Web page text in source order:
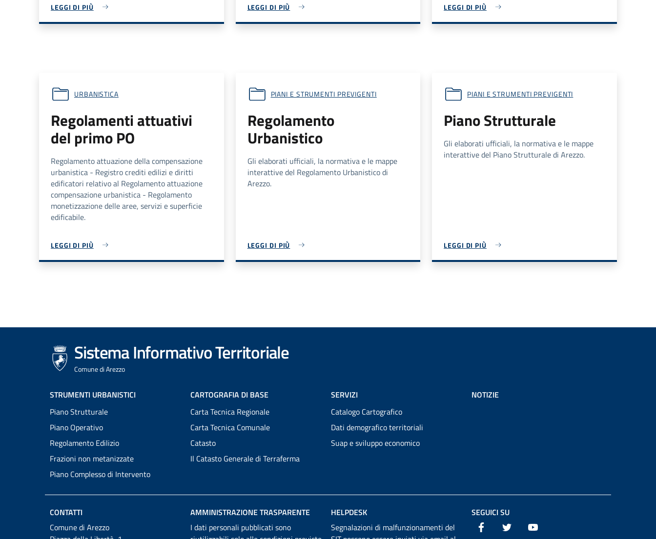
LEGGI DI PIÙ LEGGI DI PIÙ LEGGI DI PIÙ
URBANISTICA
Regolamenti attuativi
del primo PO
Regolamento attuazione della compensazione
urbanistica - Registro crediti edilizi e diritti
edificatori relativo al Regolamento attuazione
compensazione urbanistica - Regolamento
monetizzazione delle aree, servizi e superficie
edificabile.
LEGGI DI PIÙ
PIANI E STRUMENTI PREVIGENTI
Regolamento
Urbanistico
Gli elaborati ufficiali, la normativa e le mappe
interattive del Regolamento Urbanistico di
Arezzo.
LEGGI DI PIÙ
PIANI E STRUMENTI PREVIGENTI
Piano Strutturale
Gli elaborati ufficiali, la normativa e le mappe
interattive del Piano Strutturale di Arezzo.
LEGGI DI PIÙ
Sistema Informativo Territoriale
Comune di Arezzo
Footer
menu
STRUMENTI URBANISTICI
Piano Strutturale
Piano Operativo
Regolamento Edilizio
Frazioni non metanizzate
Piano Complesso di Intervento
CARTOGRAFIA DI BASE
Carta Tecnica Regionale
Carta Tecnica Comunale
Catasto
Il Catasto Generale di Terraferma
SERVIZI
Catalogo Cartografico
Dati demografico territoriali
Suap e sviluppo economico
NOTIZIE
CONTATTI
Comune di Arezzo
AMMINISTRAZIONE TRASPARENTE
I dati personali pubblicati sono
HELPDESK
Segnalazioni di malfunzionamenti del
SEGUICI SU
Facebook Twitter